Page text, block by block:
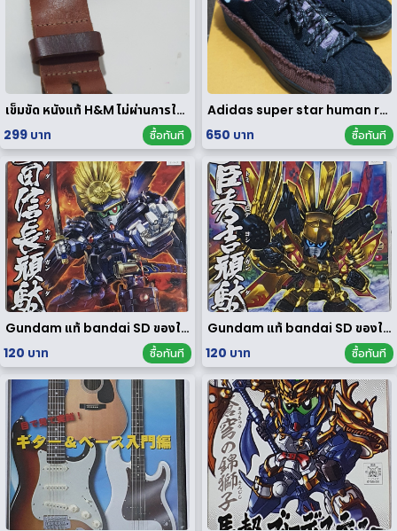
เข็มขัด หนังแท้ H&M ไม่ผ่านการใช้งาน
299 บาท
ซื้อทันที
Adidas super star human race limited edition
650 บาท
ซื้อทันที
Gundam แท้ bandai SD ของใหม่
120 บาท
ซื้อทันที
Gundam แท้ bandai SD ของใหม่
120 บาท
ซื้อทันที